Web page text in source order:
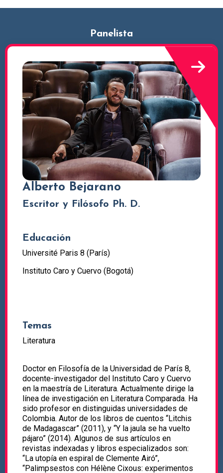
Panelista
Alberto Bejarano
Escritor y Filósofo Ph. D.
Educación
Université Paris 8 (París)
Instituto Caro y Cuervo (Bogotá)
Temas
Literatura
Doctor en Filosofía de la Universidad de París 8,
docente-investigador del Instituto Caro y Cuervo
en la maestría de Literatura. Actualmente dirige la
línea de investigación en Literatura Comparada. Ha
sido profesor en distinguidas universidades de
Colombia. Autor de los libros de cuentos “Litchis
de Madagascar” (2011), y “Y la jaula se ha vuelto
pájaro” (2014). Algunos de sus artículos en
revistas indexadas y libros especializados son:
“La utopía en espiral de Clemente Airó”,
“Palimpsestos con Hélène Cixous: experimentos